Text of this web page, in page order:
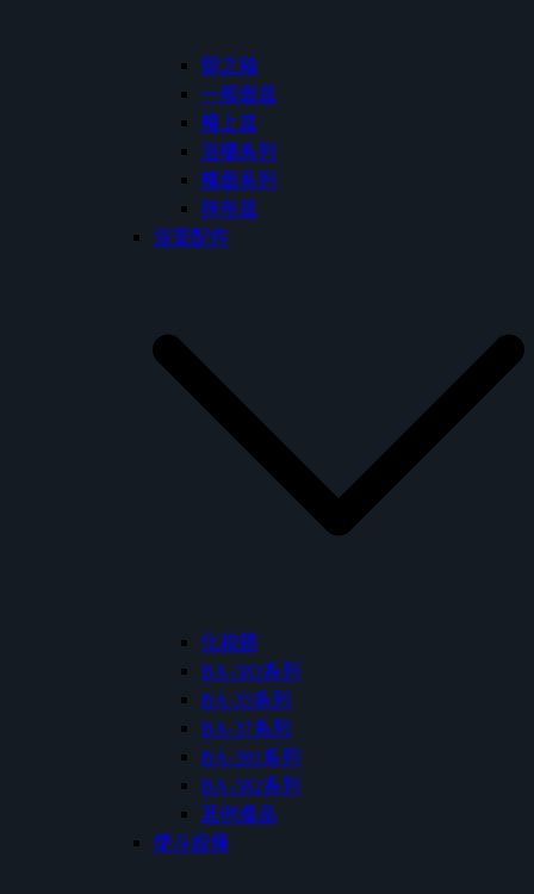
御之釉
一般面盆
檯上盆
浴櫃系列
檯面系列
拖布盆
浴室配件
化妝鏡
BA-383系列
BA-35系列
BA-37系列
BA-381系列
BA-382系列
其他產品
便斗設備